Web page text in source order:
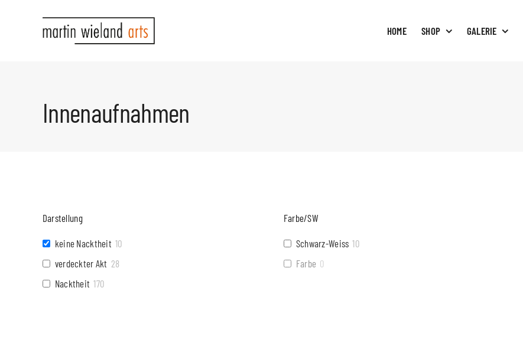
HOME SHOP GALERIE
Innenaufnahmen
Darstellung
keine Nacktheit 10
verdeckter Akt 28
Nacktheit 170
Farbe/SW
Schwarz-Weiss 10
Farbe 0